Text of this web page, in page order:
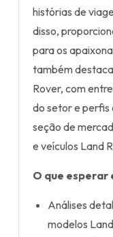
histórias de
disso,
para os
também
Rover, com
do setor e perfis
seção de
e veículos Land
O que esperar
Análises
modelos